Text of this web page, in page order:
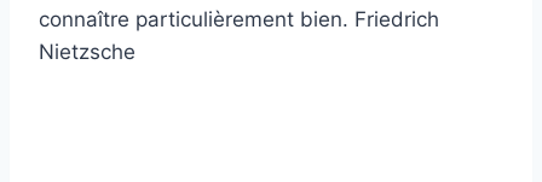
connaître particulièrement bien. Friedrich
Nietzsche